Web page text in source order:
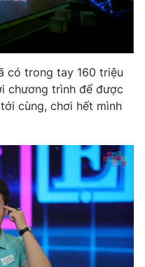
video
Thể thao
lòng Việt
mình bằng AI
có trong tay 160 triệu
chương trình để được
cùng, chơi hết mình